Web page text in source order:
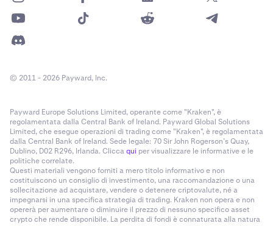
© 2011 - 2026 Payward, Inc.
Payward Europe Solutions Limited, operante come "Kraken", è
regolamentata dalla Central Bank of Ireland. Payward Global Solutions
Limited, che esegue operazioni di trading come "Kraken", è regolamentata
dalla Central Bank of Ireland. Sede legale: 70 Sir John Rogerson’s Quay,
Dublino, D02 R296, Irlanda. Cliccaqui per visualizzare le informative e le
politiche correlate.
Questi materiali vengono forniti a mero titolo informativo e non
costituiscono un consiglio di investimento, una raccomandazione o una
sollecitazione ad acquistare, vendere o detenere criptovalute, né a
impegnarsi in una specifica strategia di trading. Kraken non opera e non
opererà per aumentare o diminuire il prezzo di nessuno specifico asset
crypto che rende disponibile. La perdita di fondi è connaturata alla natura